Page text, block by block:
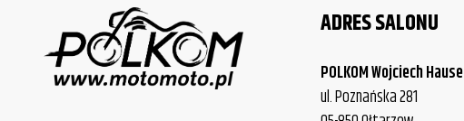
ADRES SALONU
POLKOM Wojciech Hause
ul. Poznańska 281